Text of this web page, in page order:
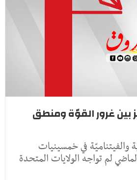
بين غرور القوّة ومنطق
والفيتناميّة في خمسينيات
لم تواجه الولايات المتحدة